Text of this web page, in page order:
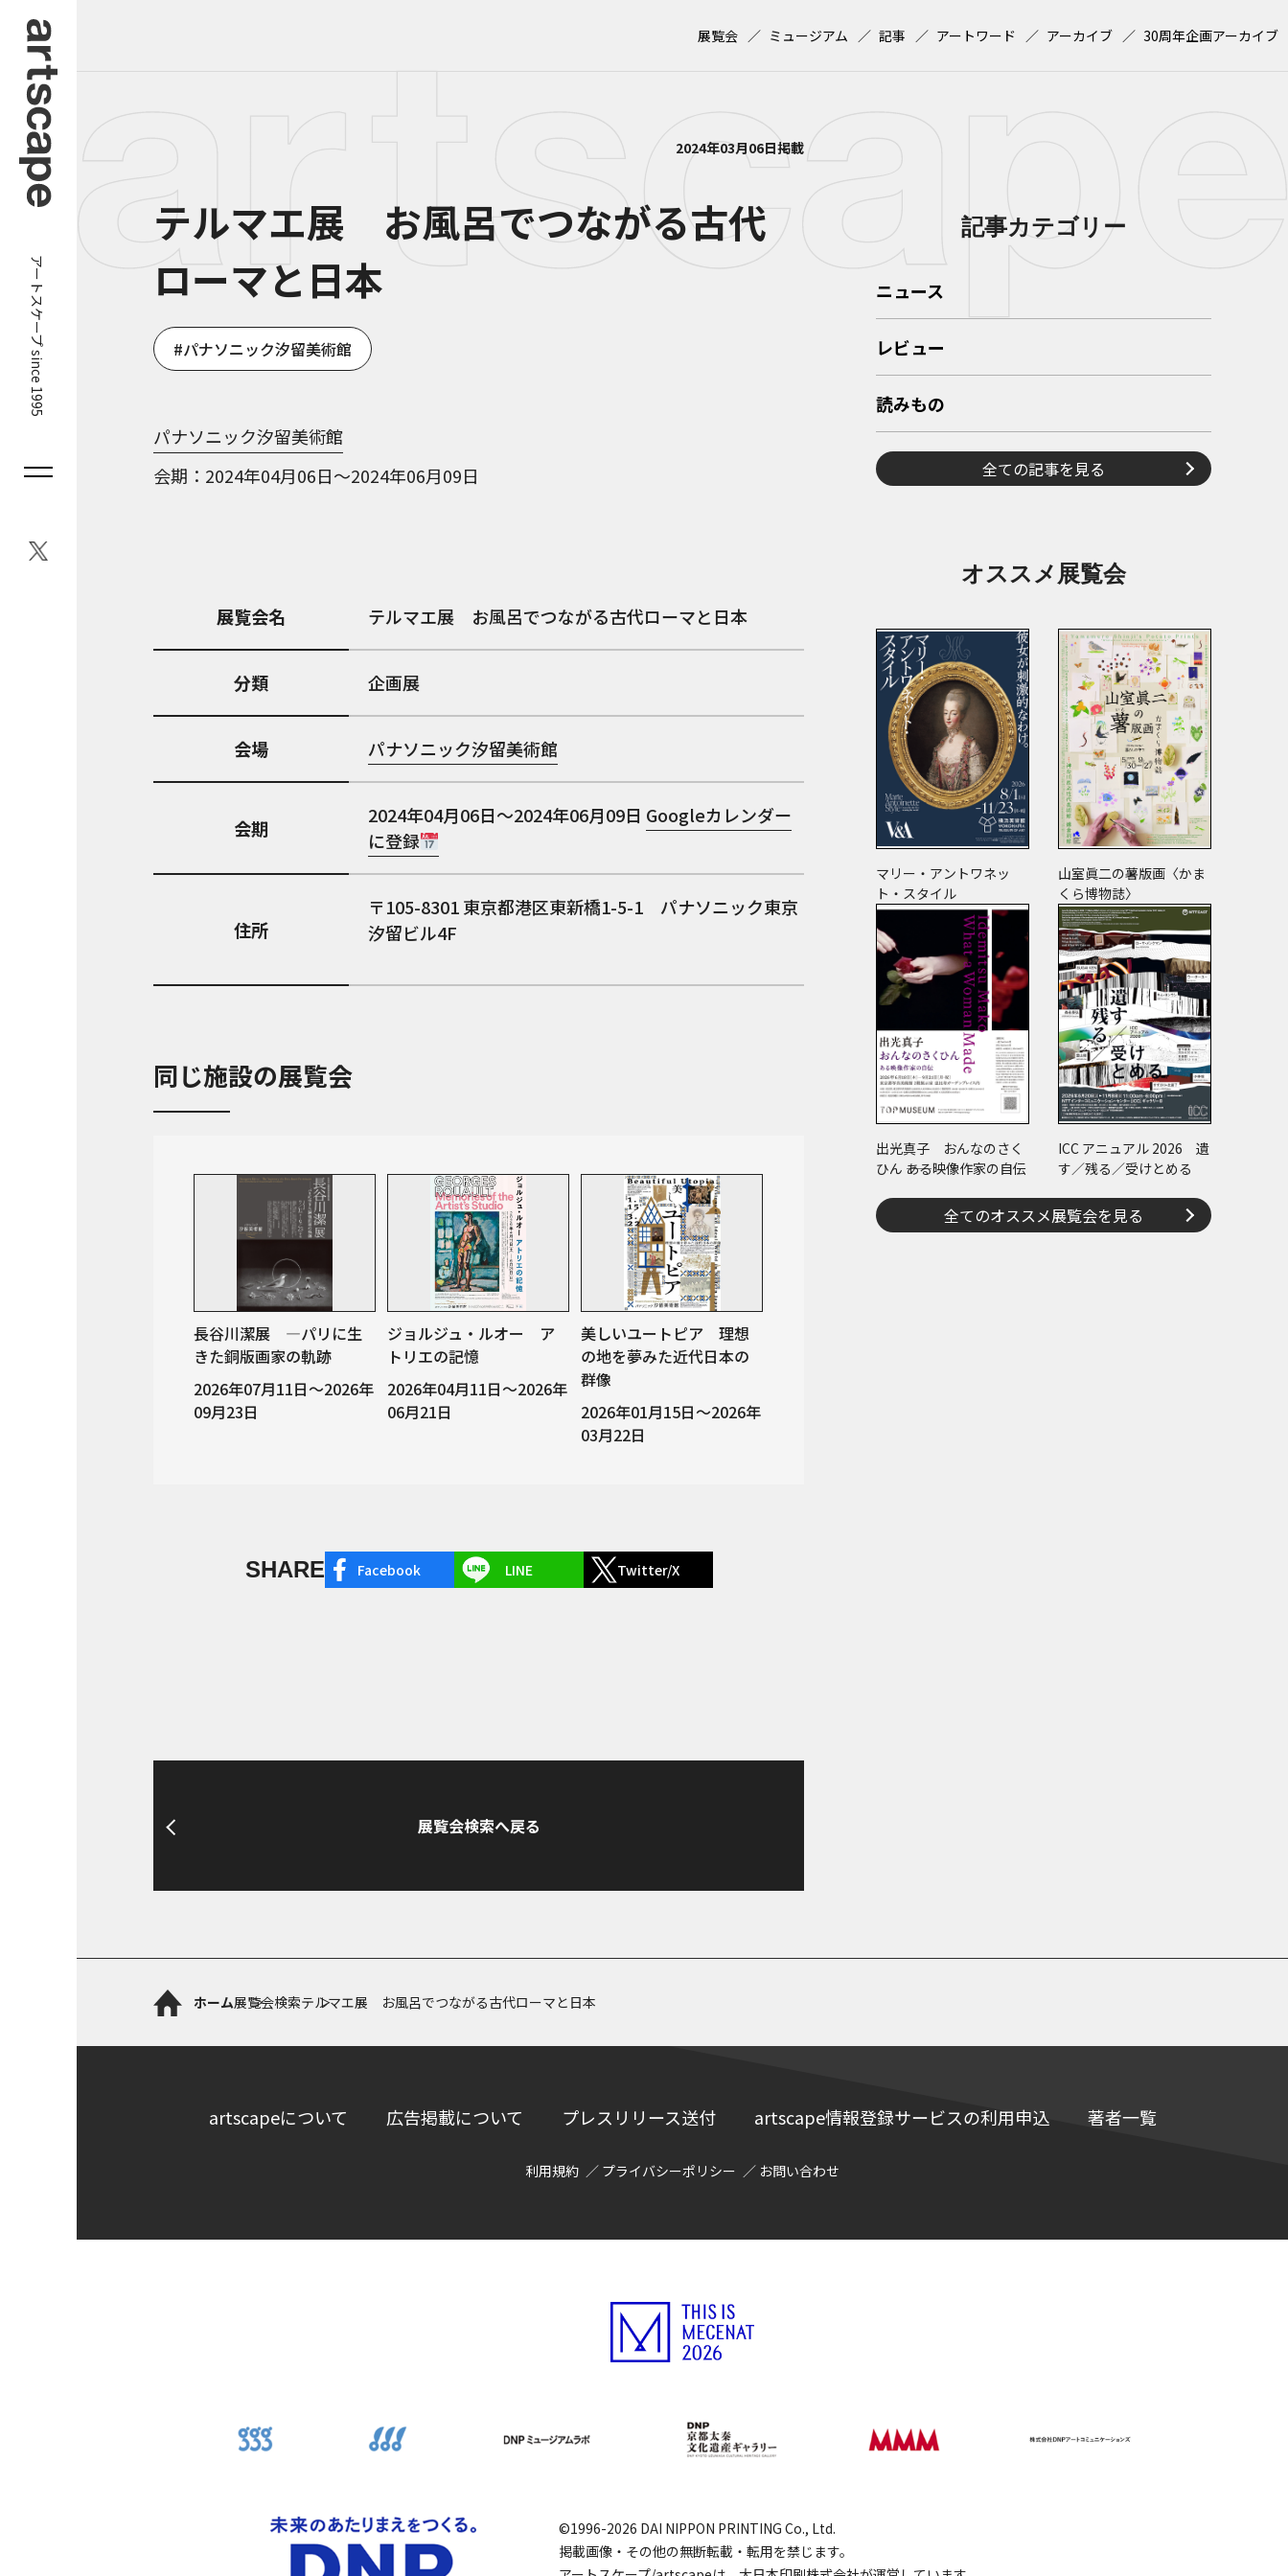
アートスケープ since 1995
展覧会 ミュージアム 記事 アートワード アーカイブ 30周年企画アーカイブ
2024年03月06日掲載
テルマエ展 お風呂でつながる古代
ローマと日本
パナソニック汐留美術館
パナソニック汐留美術館
会期
2024年04月06日～2024年06月09日
展覧会名 テルマエ展 お風呂でつながる古代ローマと日本
分類 企画展
会場 パナソニック汐留美術館
会期
2024年04月06日～2024年06月09日 Googleカレンダー
に登録
住所
105-8301 東京都港区東新橋1-5-1 パナソニック東京
汐留ビル4F
同じ施設の展覧会
長谷川潔展 ―パリに生
きた銅版画家の軌跡
2026年07月11日～2026年
09月23日
ジョルジュ・ルオー ア
トリエの記憶
2026年04月11日～2026年
06月21日
美しいユートピア 理想
の地を夢みた近代日本の
群像
2026年01月15日～2026年
03月22日
SHARE Facebook LINE Twitter/X
展覧会検索へ戻る
記事カテゴリー
ニュース
レビュー
読みもの
全ての記事を見る
オススメ展覧会
マリー・アントワネッ
ト・スタイル
山室眞二の薯版画〈かま
くら博物誌〉
出光真子 おんなのさく
ひん ――ある映像作家の自伝
ICC アニュアル 2026 遺
す／残る／受けとめる
全てのオススメ展覧会を見る
ホーム展覧会検索テルマエ展 お風呂でつながる古代ローマと日本
artscapeについて 広告掲載について プレスリリース送付 artscape情報登録サービスの利用申込 著者一覧
利用規約 プライバシーポリシー お問い合わせ
©1996-2026 DAI NIPPON PRINTING Co., Ltd.
掲載画像・その他の無断転載・転用を禁じます。